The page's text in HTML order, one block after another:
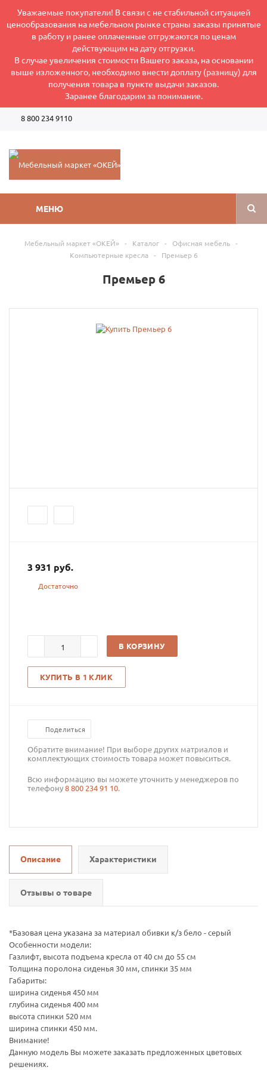
Уважаемые покупатели! В связи с не стабильной ситуацией
ценообразования на мебельном рынке страны заказы принятые
в работу и ранее оплаченные отгружаются по ценам
действующим на дату отгрузки.
В случае увеличения стоимости Вашего заказа, на основании
выше изложенного, необходимо внести доплату (разницу) для
получения товара в пункте выдачи заказов.
Заранее благодарим за понимание.
8 800 234 9110
МЕНЮ
Мебельный маркет «ОКЕЙ» - Каталог - Офисная мебель -
Компьютерные кресла - Премьер 6
Премьер 6
3 931 руб.
Достаточно
В КОРЗИНУ
КУПИТЬ В 1 КЛИК
Поделиться
Обратите внимание! При выборе других матриалов и
комплектующих стоимость товара может повыситься.
Всю информацию вы можете уточнить у менеджеров по
телефону8 800 234 91 10.
Описание Характеристики
Отзывы о товаре
*Базовая цена указана за материал обивки к/з бело - серый
Особенности модели:
Газлифт, высота подъема кресла от 40 см до 55 см
Толщина поролона сиденья 30 мм, спинки 35 мм
Габариты:
ширина сиденья 450 мм
глубина сиденья 400 мм
высота спинки 520 мм
ширина спинки 450 мм.
Внимание!
Данную модель Вы можете заказать предложенных цветовых
решениях.